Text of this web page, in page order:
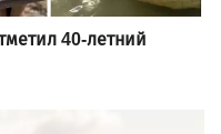
40-летний